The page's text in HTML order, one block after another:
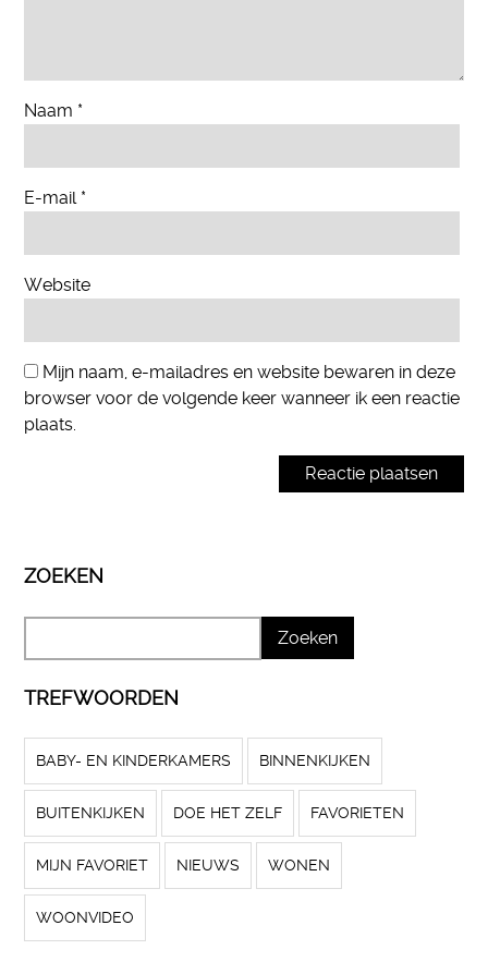
Naam *
E-mail *
Website
Mijn naam, e-mailadres en website bewaren in deze
browser voor de volgende keer wanneer ik een reactie
plaats.
ZOEKEN
TREFWOORDEN
BABY- EN KINDERKAMERS BINNENKIJKEN
BUITENKIJKEN DOE HET ZELF FAVORIETEN
MIJN FAVORIET NIEUWS WONEN
WOONVIDEO